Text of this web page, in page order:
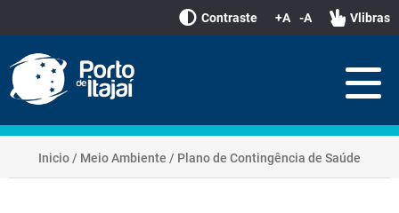
Contraste +A -A Vlibras
Inicio/ Meio Ambiente / Plano de Contingência de Saúde